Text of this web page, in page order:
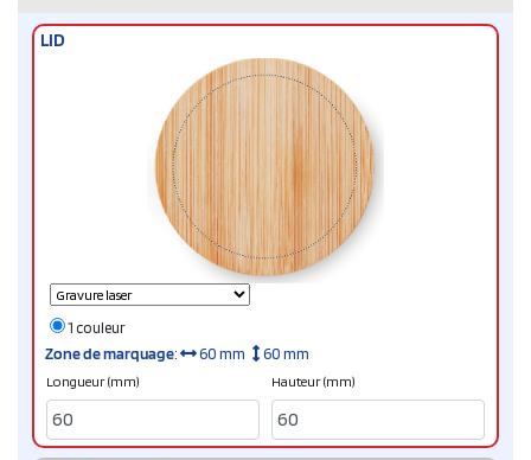
LID
1 couleur
Zone de marquage: 60 mm 60 mm
Longueur (mm) Hauteur (mm)